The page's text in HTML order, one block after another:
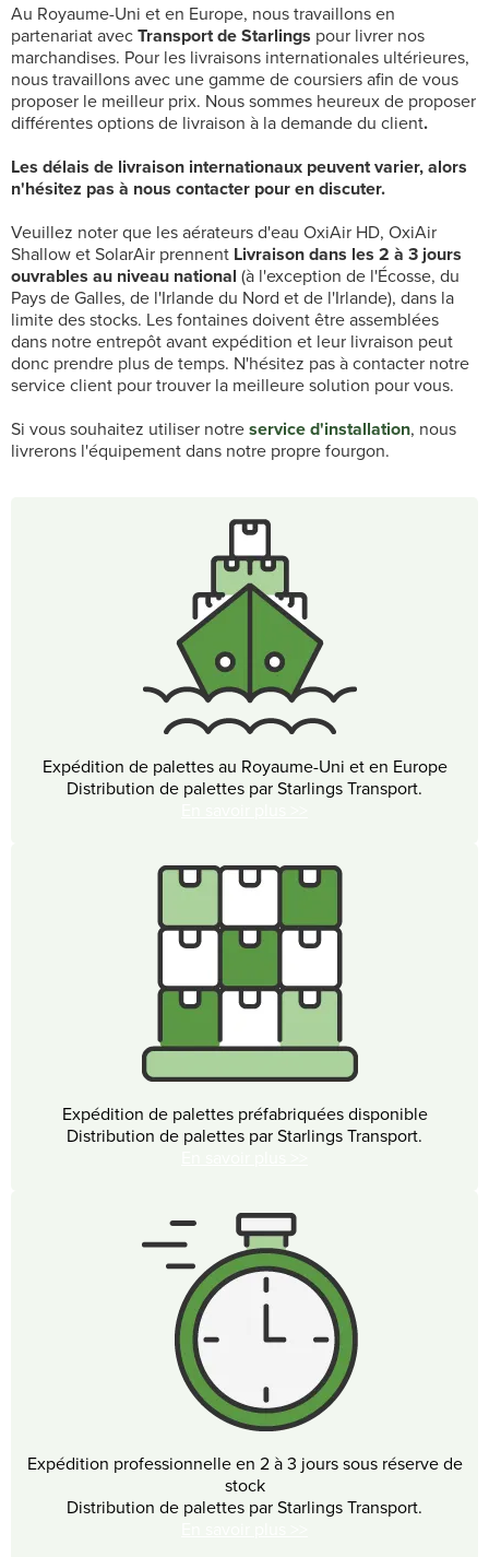
Au Royaume-Uni et en Europe, nous travaillons en
partenariat avecTransport de Starlings pour livrer nos
marchandises. Pour les livraisons internationales ultérieures,
nous travaillons avec une gamme de coursiers afin de vous
proposer le meilleur prix. Nous sommes heureux de proposer
différentes options de livraison à la demande du client.
Les délais de livraison internationaux peuvent varier, alors
n'hésitez pas à nous contacter pour en discuter.
Veuillez noter que les aérateurs d'eau OxiAir HD, OxiAir
Shallow et SolarAir prennent Livraison dans les 2 à 3 jours
ouvrables au niveau national (à l'exception de l'Écosse, du
Pays de Galles, de l'Irlande du Nord et de l'Irlande), dans la
limite des stocks. Les fontaines doivent être assemblées
dans notre entrepôt avant expédition et leur livraison peut
donc prendre plus de temps. N'hésitez pas à contacter notre
service client pour trouver la meilleure solution pour vous.
Si vous souhaitez utiliser notreservice d'installation, nous
livrerons l'équipement dans notre propre fourgon.
Expédition de palettes au Royaume-Uni et en Europe
Distribution de palettes par Starlings Transport.
Expédition de palettes préfabriquées disponible
Distribution de palettes par Starlings Transport.
Expédition professionnelle en 2 à 3 jours sous réserve de
stock
Distribution de palettes par Starlings Transport.